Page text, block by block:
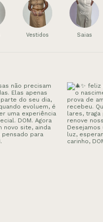
Vestidos Saias